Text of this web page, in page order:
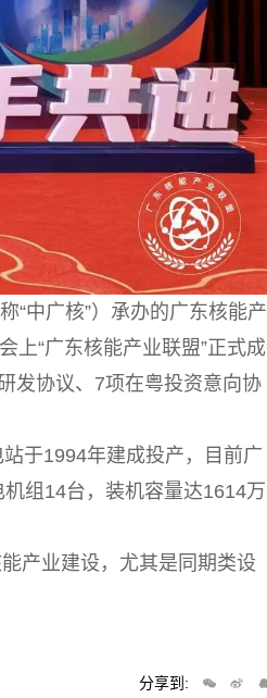
“中广核”）承办的广东核能产
上“广东核能产业联盟”正式成
发协议、7项在粤投资意向协
于1994年建成投产，目前广
组14台，装机容量达1614万
产业建设，尤其是同期类设
分享到: